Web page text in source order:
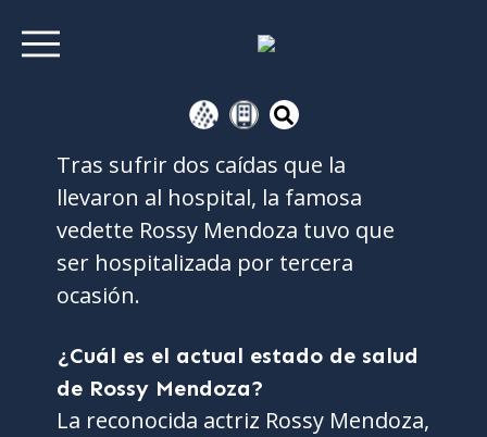
Tras sufrir dos caídas que la
llevaron al hospital, la famosa
vedette Rossy Mendoza tuvo que
ser hospitalizada por tercera
ocasión.
¿Cuál es el actual estado de salud
de Rossy Mendoza?
La reconocida actriz Rossy Mendoza,